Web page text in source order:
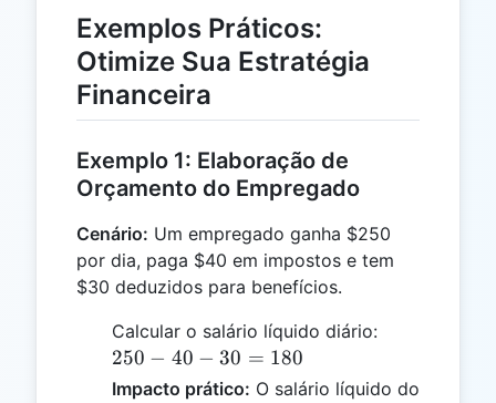
Exemplos Práticos:
Otimize Sua Estratégia
Financeira
Exemplo 1: Elaboração de
Orçamento do Empregado
Cenário: Um empregado ganha $250
por dia, paga $40 em impostos e tem
$30 deduzidos para benefícios.
Calcular o salário líquido diário:
40
250 − 40 − 30 = 180
Impacto prático: O salário líquido do